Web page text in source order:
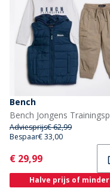
Bench
Adviesprijs€ 62,99
Bespaar€ 33,00
Current
€ 29,99
Halve prijs of minder